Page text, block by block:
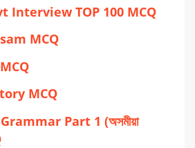
Interview TOP 100 MCQ
MCQ
MCQ
Part 1 (অসমীয়া